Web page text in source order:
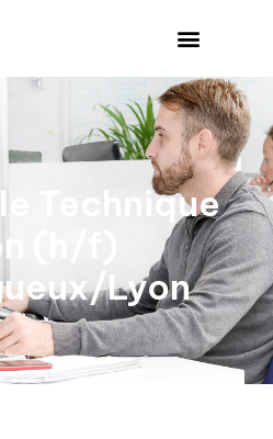
Technique
(h/f)
Lyon